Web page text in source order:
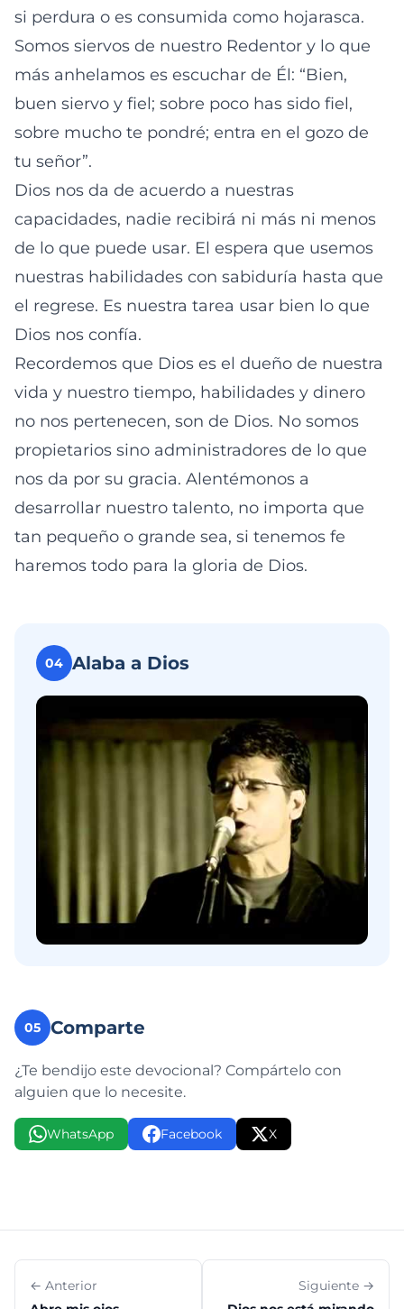
si perdura o es consumida como hojarasca.
Somos siervos de nuestro Redentor y lo que
más anhelamos es escuchar de Él: “Bien,
buen siervo y fiel; sobre poco has sido fiel,
sobre mucho te pondré; entra en el gozo de
tu señor”.
Dios nos da de acuerdo a nuestras
capacidades, nadie recibirá ni más ni menos
de lo que puede usar. El espera que usemos
nuestras habilidades con sabiduría hasta que
el regrese. Es nuestra tarea usar bien lo que
Dios nos confía.
Recordemos que Dios es el dueño de nuestra
vida y nuestro tiempo, habilidades y dinero
no nos pertenecen, son de Dios. No somos
propietarios sino administradores de lo que
nos da por su gracia. Alentémonos a
desarrollar nuestro talento, no importa que
tan pequeño o grande sea, si tenemos fe
haremos todo para la gloria de Dios.
04 Alaba a Dios
05 Comparte
¿Te bendijo este devocional? Compártelo con
alguien que lo necesite.
WhatsApp Facebook X
← Anterior
Siguiente →